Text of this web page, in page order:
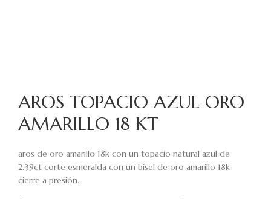
AROS TOPACIO AZUL ORO
AMARILLO 18 KT
aros de oro amarillo 18k con un topacio natural azul de
2.39ct corte esmeralda con un bisel de oro amarillo 18k
cierre a presión.